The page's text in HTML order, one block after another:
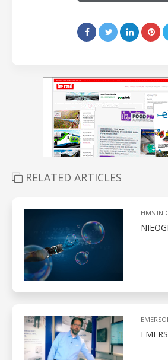
RELATED ARTICLES
HMS